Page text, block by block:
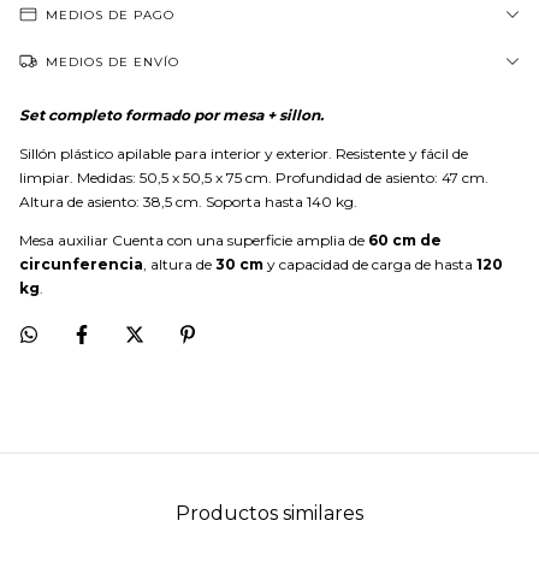
MEDIOS DE PAGO
MEDIOS DE ENVÍO
Set completo formado por mesa + sillon.
Sillón plástico apilable para interior y exterior. Resistente y fácil de
limpiar. Medidas: 50,5 x 50,5 x 75 cm. Profundidad de asiento: 47 cm.
Altura de asiento: 38,5 cm. Soporta hasta 140 kg.
Mesa auxiliar Cuenta con una superficie amplia de 60 cm de
circunferencia, altura de 30 cm y capacidad de carga de hasta 120
kg.
Productos similares